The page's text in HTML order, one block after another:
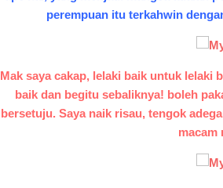
perempuan itu terkahwin
Mak saya cakap, lelaki baik untuk
baik dan begitu sebaliknya! boleh
bersetuju. Saya naik risau, tengok
macam